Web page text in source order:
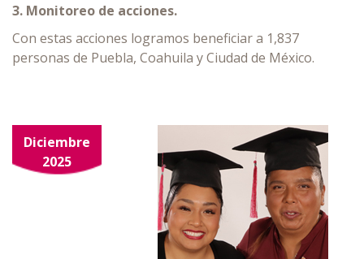
3. Monitoreo de acciones.
Con estas acciones logramos beneficiar a 1,837
personas de Puebla, Coahuila y Ciudad de México.
Diciembre
2025